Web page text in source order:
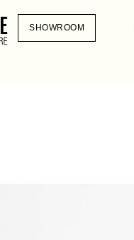
SHOWROOM